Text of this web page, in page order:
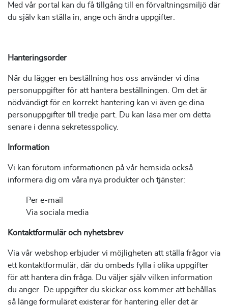
Med vår portal kan du få tillgång till en förvaltningsmiljö där
du själv kan ställa in, ange och ändra uppgifter.
Hanteringsorder
När du lägger en beställning hos oss använder vi dina
personuppgifter för att hantera beställningen. Om det är
nödvändigt för en korrekt hantering kan vi även ge dina
personuppgifter till tredje part. Du kan läsa mer om detta
senare i denna sekretesspolicy.
Information
Vi kan förutom informationen på vår hemsida också
informera dig om våra nya produkter och tjänster:
Per e-mail
Via sociala media
Kontaktformulär och nyhetsbrev
Via vår webshop erbjuder vi möjligheten att ställa frågor via
ett kontaktformulär, där du ombeds fylla i olika uppgifter
för att hantera din fråga. Du väljer själv vilken information
du anger. De uppgifter du skickar oss kommer att behållas
så länge formuläret existerar för hantering eller det är